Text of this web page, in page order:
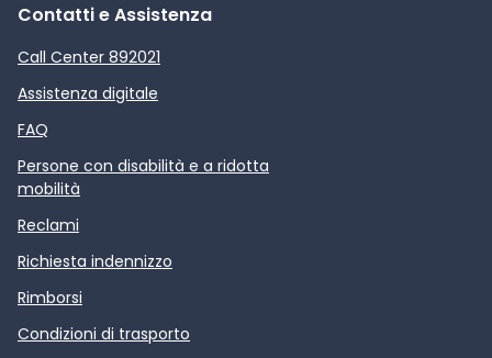
Contatti e Assistenza
Call Center 892021
Assistenza digitale
FAQ
Persone con disabilità e a ridotta
mobilità
Reclami
Richiesta indennizzo
Rimborsi
Condizioni di trasporto